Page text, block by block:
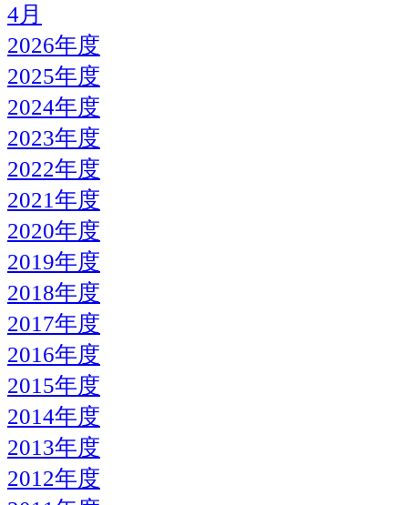
4月
2026年度
2025年度
2024年度
2023年度
2022年度
2021年度
2020年度
2019年度
2018年度
2017年度
2016年度
2015年度
2014年度
2013年度
2012年度